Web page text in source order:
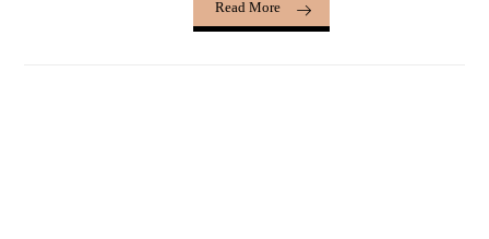
Read More